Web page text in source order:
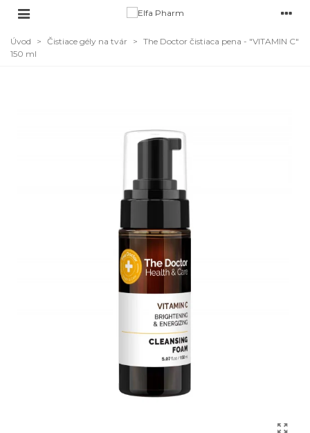
Úvod > Čistiace gély na tvár > The Doctor čistiaca pena - "VITAMIN C"
150 ml